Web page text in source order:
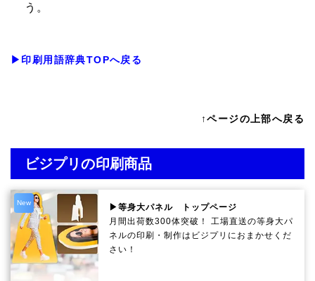
う。
▶印刷用語辞典TOPへ戻る
↑ページの上部へ戻る
ビジプリの印刷商品
New
▶等身大パネル トップページ
月間出荷数300体突破！ 工場直送の等身大パ
ネルの印刷・制作は ビジプリ におまかせくだ
さい！